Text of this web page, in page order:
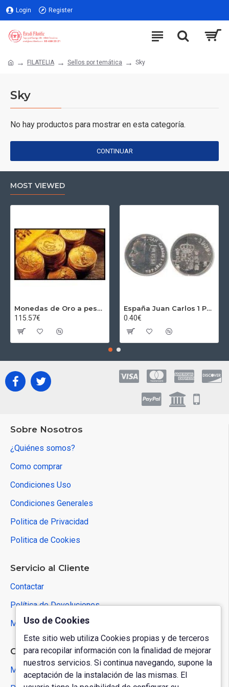
Login Register
FILATELIA Sellos por temática Sky
Sky
No hay productos para mostrar en esta categoría.
CONTINUAR
MOST VIEWED
Monedas de Oro a peso por gramos al precio del día + 2,5% Au
115.57€
España Juan Carlos 1 Peseta JC 1989 Madrid ND
0.40€
Sobre Nosotros
¿Quiénes somos?
Como comprar
Condiciones Uso
Condiciones Generales
Politica de Privacidad
Politica de Cookies
Servicio al Cliente
Contactar
Política de Devoluciones
Mapa del Sitio
Cuenta de Usuario
Mi Cuenta
Uso de Cookies
Este sitio web utiliza Cookies propias y de terceros
para recopilar información con la finalidad de mejorar
nuestros servicios. Si continua navegando, supone la
aceptación de la instalación de las mismas. El